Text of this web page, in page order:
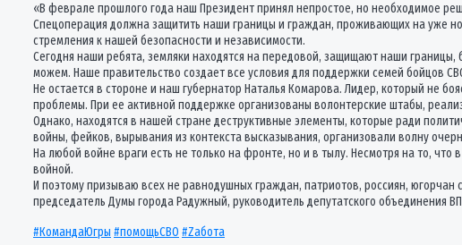
«В феврале прошлого года наш Президент принял непростое, но необходимое
Спецоперация должна защитить наши границы и граждан, проживающих на уже
стремления к нашей безопасности и независимости.
Сегодня наши ребята, земляки находятся на передовой, защищают наши
можем. Наше правительство создает все условия для поддержки семей бойцов
Не остается в стороне и наш губернатор Наталья Комарова. Лидер, который не
проблемы. При ее активной поддержке организованы волонтерские штабы,
Однако, находятся в нашей стране деструктивные элементы, которые ради
войны, фейков, вырывания из контекста высказывания, организовали волну
На любой войне враги есть не только на фронте, но и в тылу. Несмотря на то,
войной.
И поэтому призываю всех не равнодушных граждан, патриотов, россиян,
председатель Думы города Радужный, руководитель депутатского объединения
#КомандаЮгры #помощьСВО #Zабота